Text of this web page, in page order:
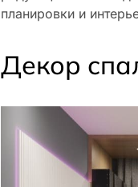
планировки и
Декор